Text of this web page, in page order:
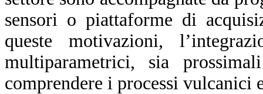
sensori o piattaforme di
queste motivazioni,
multiparametrici, sia
comprendere i processi vulcanici